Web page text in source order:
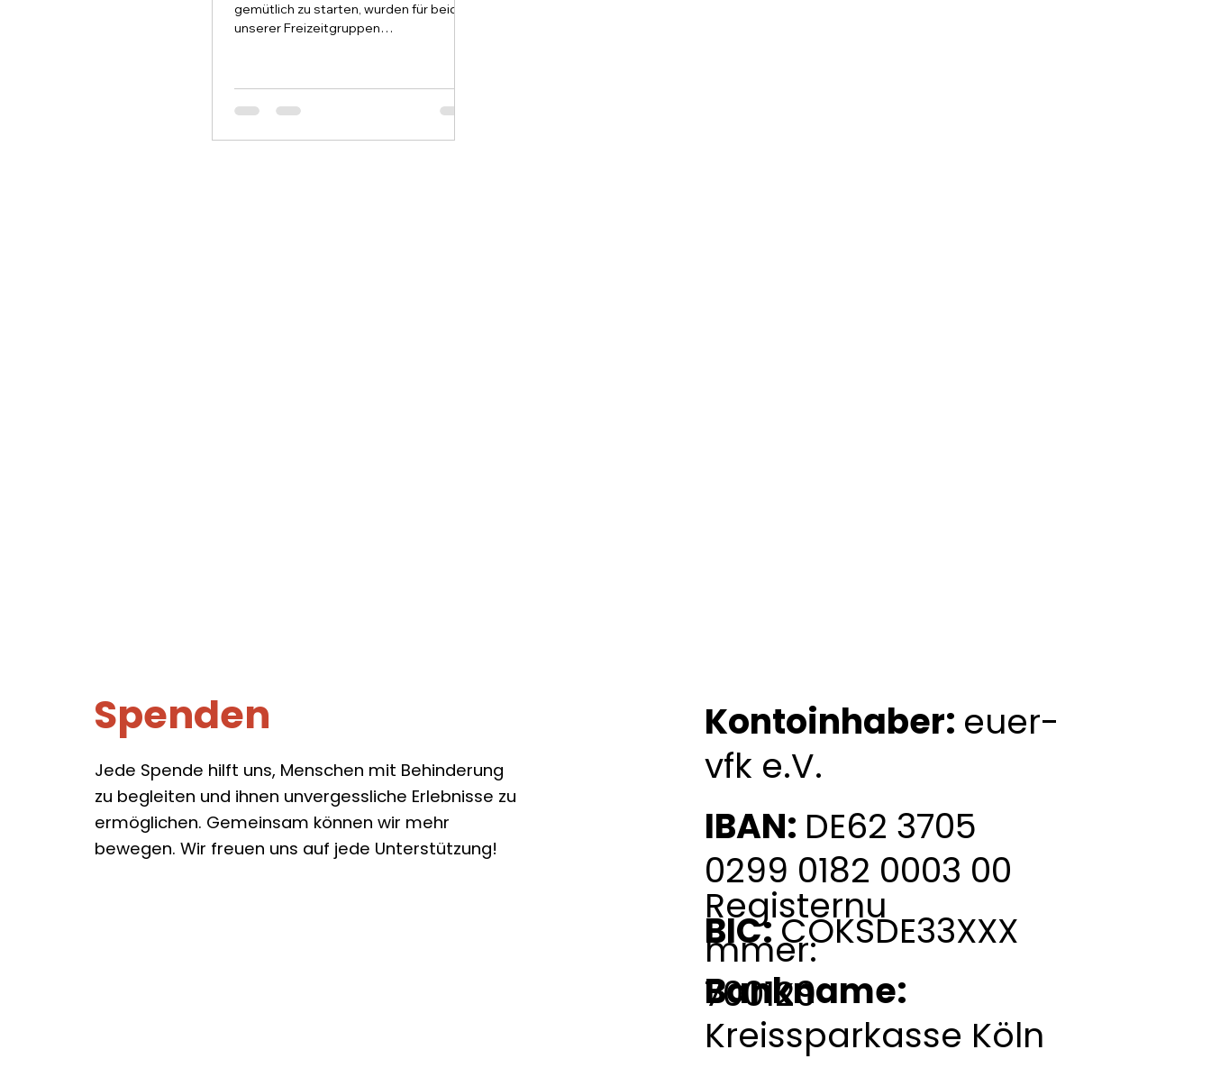
gemütlich zu starten, wurden für beide
unserer Freizeitgruppen
Spenden
Jede Spende hilft uns, Menschen mit Behinderung
zu begleiten und ihnen unvergessliche Erlebnisse zu
ermöglichen. Gemeinsam können wir mehr
bewegen. Wir freuen uns auf jede Unterstützung!
Kontoinhaber: euer-
vfk e.V.
IBAN: DE62 3705
0299 0182 0003 00
BIC:COKSDE33XXX
Bankname:
Kreissparkasse Köln
Registernu
mmer:
700129